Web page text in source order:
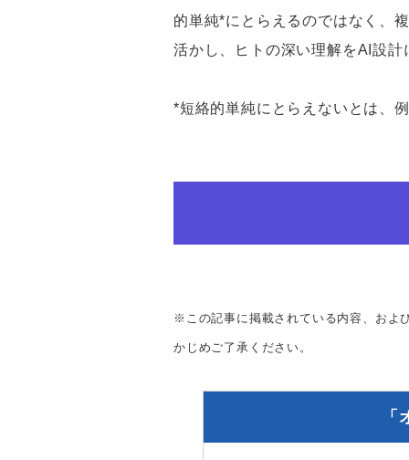
的単純*にとらえるのではなく、
活かし、ヒトの深い理解をAI設計
*短絡的単純にとらえないとは、
※この記事に掲載されている内容、およ
かじめご了承ください。